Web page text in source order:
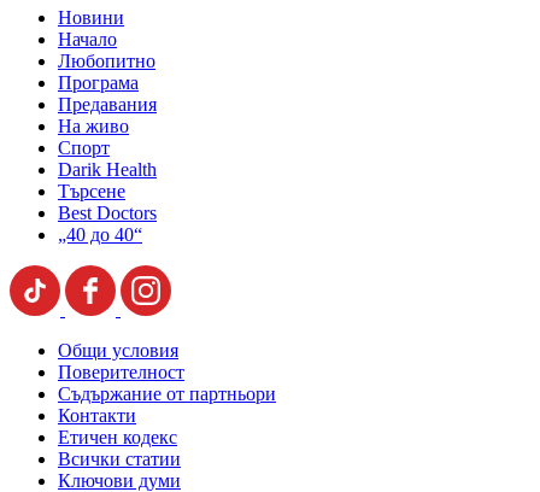
Новини
Начало
Любопитно
Програма
Предавания
На живо
Спорт
Darik Health
Търсене
Best Doctors
„40 до 40“
Общи условия
Поверителност
Съдържание от партньори
Контакти
Етичен кодекс
Всички статии
Ключови думи